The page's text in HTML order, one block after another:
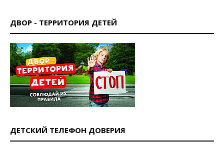
ДВОР - ТЕРРИТОРИЯ ДЕТЕЙ
ДЕТСКИЙ ТЕЛЕФОН ДОВЕРИЯ